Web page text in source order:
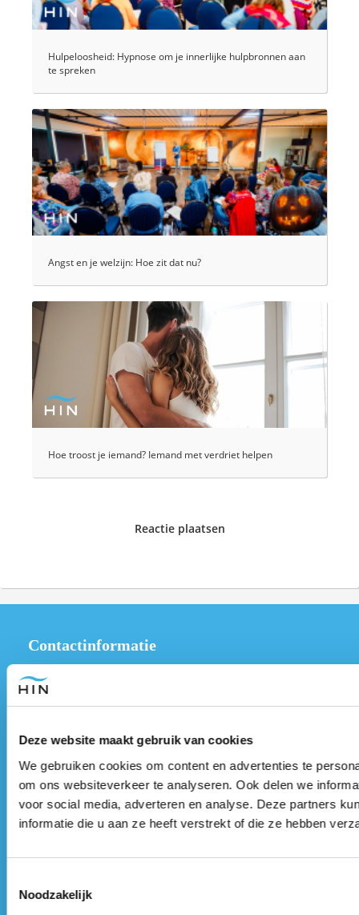
Deze website maakt gebruik van cookies
We gebruiken cookies om content en advertenties te
om ons websiteverkeer te analyseren. Ook delen we
voor social media, adverteren en analyse. Deze partners
informatie die u aan ze heeft verstrekt of die ze hebben
Noodzakelijk
Hulpeloosheid: Hypnose om je innerlijke hulpbronnen aan
te spreken
Angst en je welzijn: Hoe zit dat nu?
Hoe troost je iemand? Iemand met verdriet helpen
Reactie plaatsen
Contactinformatie
Industrieweg 10R
1566 JPAssendelft
+31 (0)75 3030342
info@hypnoseinstituutnederland.nl
KvK nummer: 77755448